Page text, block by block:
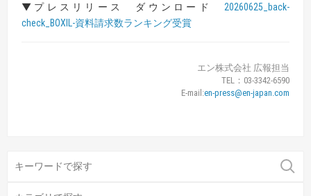
▼プレスリリース ダウンロード 20260625_back-
check_BOXIL-資料請求数ランキング受賞
エン株式会社 広報担当
TEL：03-3342-6590
E-mail:en-press@en-japan.com